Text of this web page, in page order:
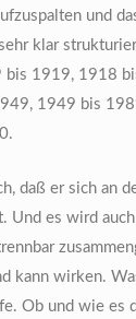
und
klar
bis 1919, 1918
1949 bis
daß er sich an
Und es wird
kann wirken.
Ob und wie es